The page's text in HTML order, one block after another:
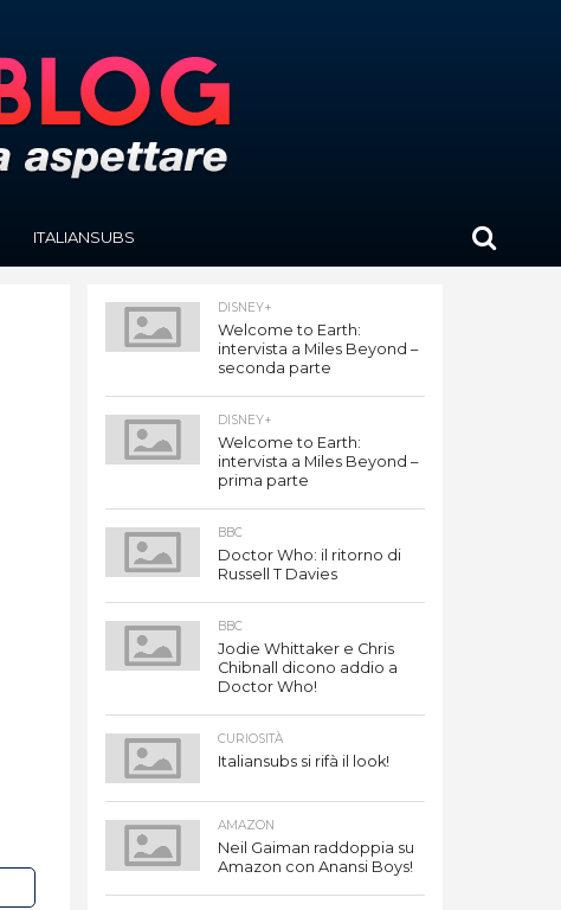
ITALIANSUBS
DISNEY+
Welcome to Earth:
intervista a Miles Beyond –
seconda parte
DISNEY+
Welcome to Earth:
intervista a Miles Beyond –
prima parte
BBC
Doctor Who: il ritorno di
Russell T Davies
BBC
Jodie Whittaker e Chris
Chibnall dicono addio a
Doctor Who!
CURIOSITÀ
Italiansubs si rifà il look!
AMAZON
Neil Gaiman raddoppia su
Amazon con Anansi Boys!